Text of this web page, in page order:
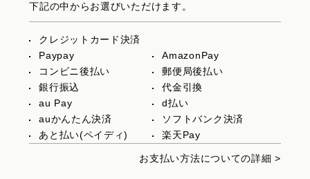
下記の中からお選びいただけます。
クレジットカード決済
Paypay
AmazonPay
コンビニ後払い
郵便局後払い
銀行振込
代金引換
au Pay
d払い
auかんたん決済
ソフトバンク決済
あと払い(ペイディ)
楽天Pay
お支払い方法についての詳細 >